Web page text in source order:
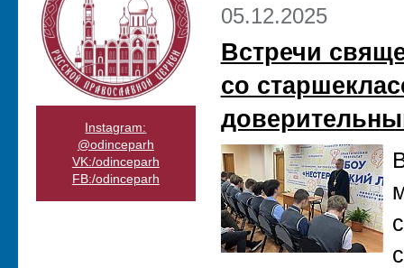
Instagram:
@odinceparh
VK:/odinceparh
FB:/odinceparh
05.12.2025
Встречи
со